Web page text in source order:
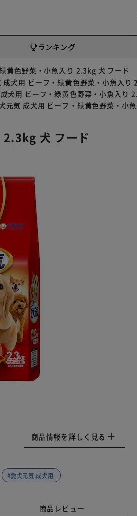
ランキング
黄色野菜・小魚入り 2.3kg 犬 フード
成犬用 ビーフ・緑黄色野菜・小魚入り
犬用 ビーフ・緑黄色野菜・小魚入り
元気 成犬用 ビーフ・緑黄色野菜・小
2.3kg 犬 フード
商品情報を詳しく見る
#愛犬元気 成犬用
商品レビュー